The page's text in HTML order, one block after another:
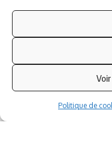
Politique de
Abonnez-vous à notre
instantanément les
Azinat.com TV soutient